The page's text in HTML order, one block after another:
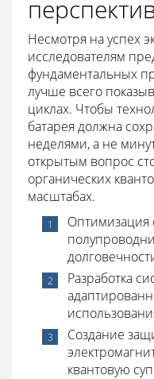
Несмотря на успех
исследователям
фундаментальных
лучше всего
циклах. Чтобы
батарея должна
неделями, а не
открытым вопрос
органических
масштабах.
Оптимизация
Разработка
Создание
квантовую